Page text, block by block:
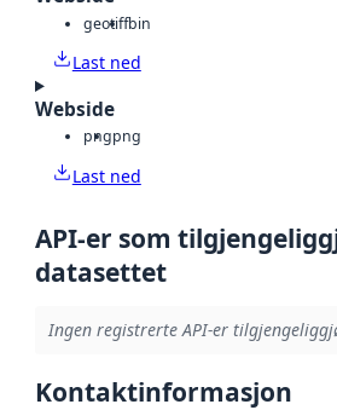
geotiffbin
Last ned
Webside
pngpng
Last ned
API-er som
datasettet
Ingen registrerte API-er
Kontaktinformasjon